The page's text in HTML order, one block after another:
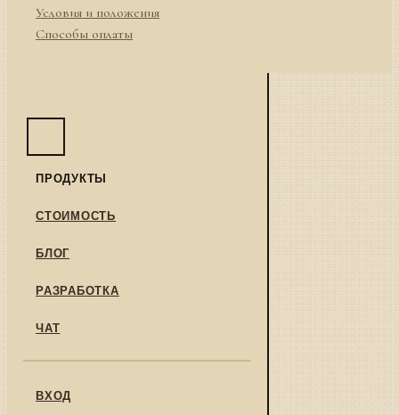
Условия и положения
Способы оплаты
ПРОДУКТЫ
СТОИМОСТЬ
БЛОГ
РАЗРАБОТКА
ЧАТ
ВХОД